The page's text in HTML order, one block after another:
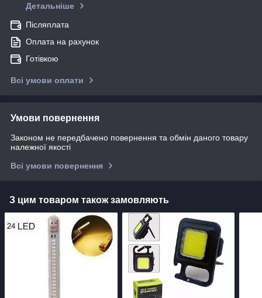
Детальніше
Післяплата
Оплата на рахунок
Готівкою
Всі умови оплати
Умови повернення
Законом не передбачено повернення та обмін даного товару
належної якості
Всі умови повернення
З цим товаром також замовляють